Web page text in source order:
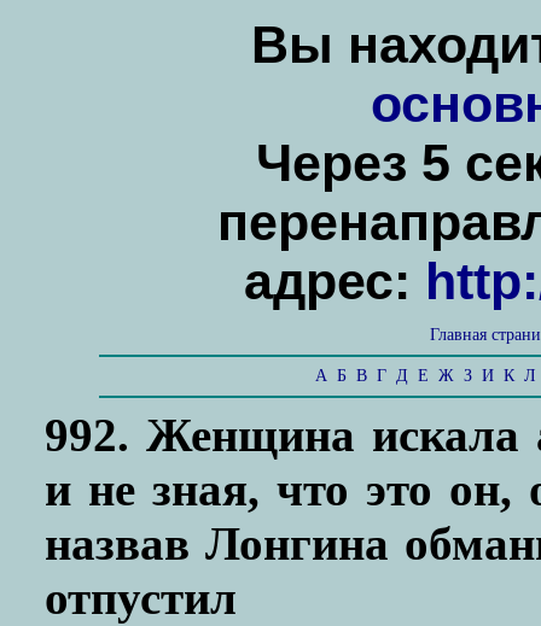
Вы
Через 5
адрес:
Главная
А Б В Г Д Е Ж З И К Л
992. Женщина искала
и не зная, что это
назвав Лонгина
отпустил